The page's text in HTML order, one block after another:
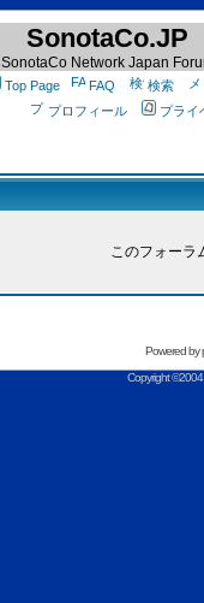
SonotaCo.JP
SonotaCo Network Japan
Top Page FAQ
検索
プロフィール
プライ
このフォーラ
Powered by
Copyright ©2004